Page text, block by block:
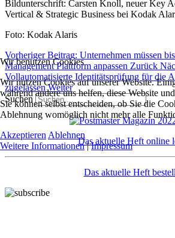
Bildunterschrift: Carsten Knoll, neuer Key
Vertical & Strategic Business bei Kodak
Foto: Kodak Alaris
Vorheriger Beitrag: Unternehmen müssen
Management Plattform anpassen Zurück
Vollautomatisierte Identitätsprüfung für die
zugelassenWeiter
Suchen
Das aktuelle Heft online
Das aktuelle Heft
Wir benutzen Cookies
Wir nutzen Cookies auf unserer Website.
während andere uns helfen, diese Website
Sie können selbst entscheiden, ob Sie die
Ablehnung womöglich nicht mehr alle
Akzeptieren Ablehnen
Weitere Informationen|Impressum